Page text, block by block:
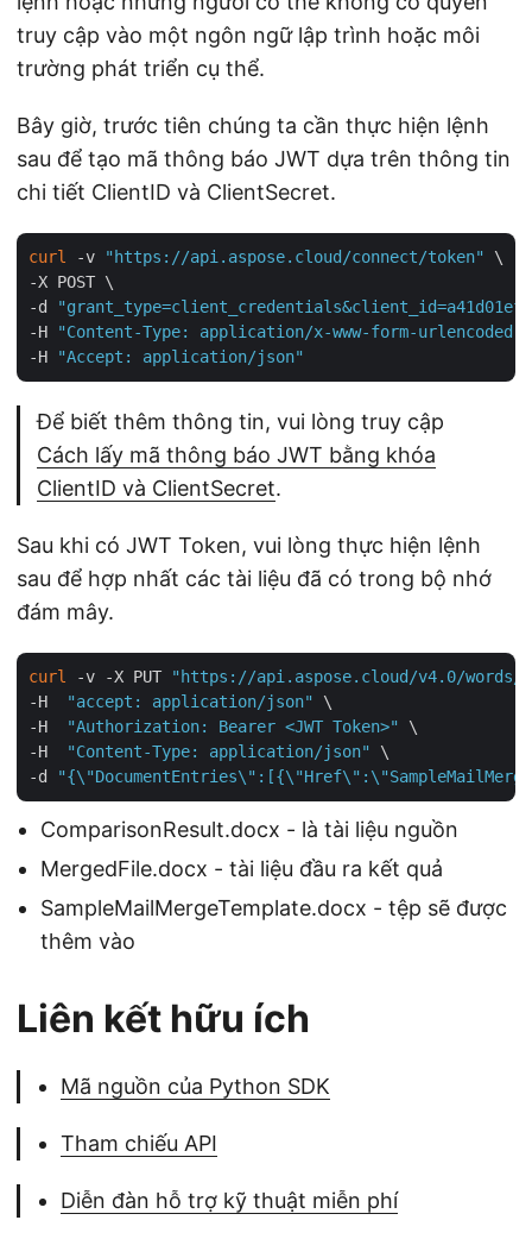
truy cập vào một ngôn ngữ lập trình hoặc môi
trường phát triển cụ thể.
Bây giờ, trước tiên chúng ta cần thực hiện lệnh
sau để tạo mã thông báo JWT dựa trên thông tin
chi tiết ClientID và ClientSecret.
curl -v "https://api.aspose.cloud/connect/token"
\
-X POST \
-d
"grant_type=client_credentials&client_id=a41d01ef-
-H
"Content-Type: application/x-www-form-urlencoded"
-H
"Accept: application/json"
Để biết thêm thông tin, vui lòng truy cập
Cách lấy mã thông báo JWT bằng khóa
ClientID và ClientSecret.
Sau khi có JWT Token, vui lòng thực hiện lệnh
sau để hợp nhất các tài liệu đã có trong bộ nhớ
đám mây.
curl -v -X PUT
"https://api.aspose.cloud/v4.0/words/
-H
"accept: application/json"
\
-H
"Authorization: Bearer <JWT Token>"
\
-H
"Content-Type: application/json"
\
-d
ComparisonResult.docx - là tài liệu nguồn
MergedFile.docx - tài liệu đầu ra kết quả
SampleMailMergeTemplate.docx - tệp sẽ được
thêm vào
Liên kết hữu ích
Mã nguồn của Python SDK
Tham chiếu API
Diễn đàn hỗ trợ kỹ thuật miễn phí